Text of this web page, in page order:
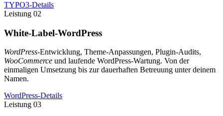
TYPO3-Details
Leistung 02
White-Label-WordPress
WordPress-Entwicklung, Theme-Anpassungen, Plugin-Audits,
WooCommerce und laufende WordPress-Wartung. Von der
einmaligen Umsetzung bis zur dauerhaften Betreuung unter deinem
Namen.
WordPress-Details
Leistung 03